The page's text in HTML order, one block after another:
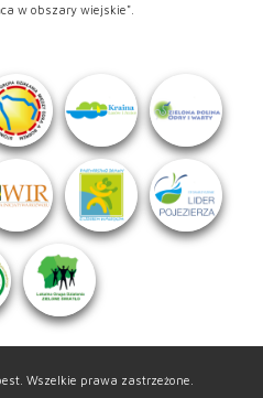
w obszary wiejskie".
Wszelkie prawa zastrzeżone.